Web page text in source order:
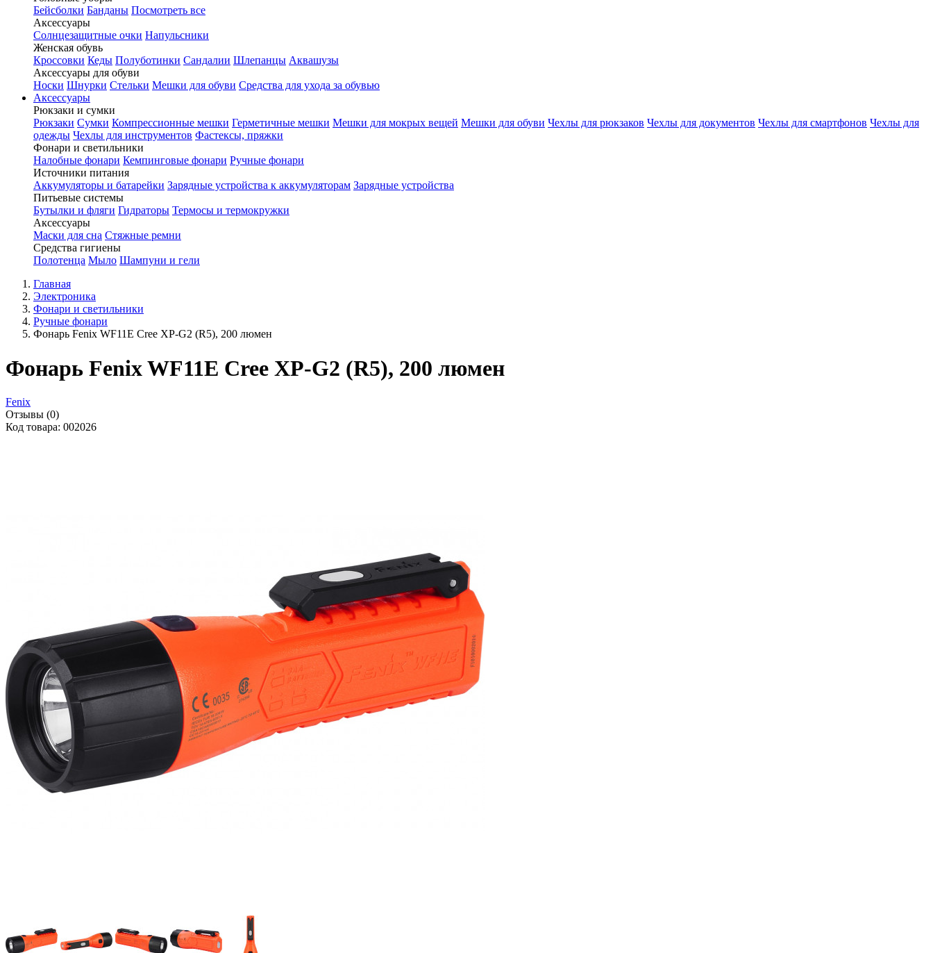
Бейсболки Банданы Посмотреть все
Аксессуары
Солнцезащитные очки Напульсники
Женская обувь
Кроссовки Кеды Полуботинки Сандалии Шлепанцы Аквашузы
Аксессуары для обуви
Носки Шнурки Стельки Мешки для обуви Средства для ухода за обувью
Аксессуары
Рюкзаки и сумки
Рюкзаки Сумки Компрессионные мешки Герметичные мешки Мешки для мокрых вещей Мешки для обуви Чехлы для рюкзаков Чехлы для документов Чехлы для смартфонов Чехлы для
одежды Чехлы для инструментов Фастексы, пряжки
Фонари и светильники
Налобные фонари Кемпинговые фонари Ручные фонари
Источники питания
Аккумуляторы и батарейки Зарядные устройства к аккумуляторам Зарядные устройства
Питьевые системы
Бутылки и фляги Гидраторы Термосы и термокружки
Аксессуары
Маски для сна Стяжные ремни
Средства гигиены
Полотенца Мыло Шампуни и гели
Главная
Электроника
Фонари и светильники
Ручные фонари
Фонарь Fenix WF11E Cree XP-G2 (R5), 200 люмен
Фонарь Fenix WF11E Cree XP-G2 (R5), 200 люмен
Fenix
Отзывы (0)
Код товара: 002026